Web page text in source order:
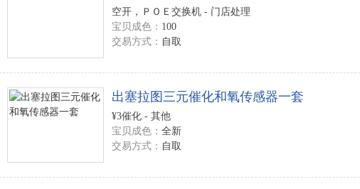
空开，ＰＯＥ交换机 - 门店处理
宝贝成色： 100
交易方式： 自取
出塞拉图三元催化和氧传感器一套
¥3催化 - 其他
宝贝成色： 全新
交易方式： 自取